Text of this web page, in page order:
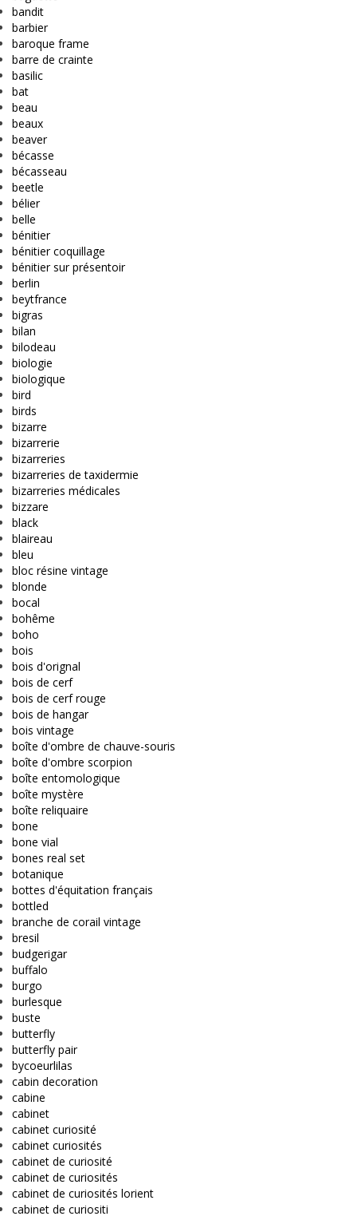
bandit
barbier
baroque frame
barre de crainte
basilic
bat
beau
beaux
beaver
bécasse
bécasseau
beetle
bélier
belle
bénitier
bénitier coquillage
bénitier sur présentoir
berlin
beytfrance
bigras
bilan
bilodeau
biologie
biologique
bird
birds
bizarre
bizarrerie
bizarreries
bizarreries de taxidermie
bizarreries médicales
bizzare
black
blaireau
bleu
bloc résine vintage
blonde
bocal
bohême
boho
bois
bois d'orignal
bois de cerf
bois de cerf rouge
bois de hangar
bois vintage
boîte d'ombre de chauve-souris
boîte d'ombre scorpion
boîte entomologique
boîte mystère
boîte reliquaire
bone
bone vial
bones real set
botanique
bottes d'équitation français
bottled
branche de corail vintage
bresil
budgerigar
buffalo
burgo
burlesque
buste
butterfly
butterfly pair
bycoeurlilas
cabin decoration
cabine
cabinet
cabinet curiosité
cabinet curiosités
cabinet de curiosité
cabinet de curiosités
cabinet de curiosités lorient
cabinet de curiositi